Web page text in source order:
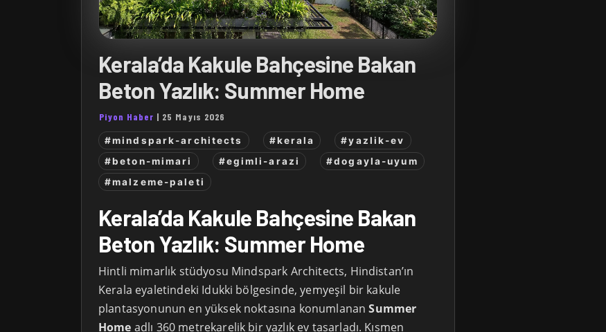
Kerala’da Kakule Bahçesine Bakan
Beton Yazlık: Summer Home
Piyon Haber | 25 Mayıs 2026
#mindspark-architects #kerala
#yazlik-ev
#beton-mimari
#egimli-arazi
#dogayla-uyum
#malzeme-paleti
Kerala’da Kakule Bahçesine Bakan
Beton Yazlık: Summer Home
Hintli mimarlık stüdyosu Mindspark Architects, Hindistan’ın
Kerala eyaletindeki Idukki bölgesinde, yemyeşil bir kakule
plantasyonunun en yüksek noktasına konumlananSummer
Home adlı 360 metrekarelik bir yazlık ev tasarladı. Kısmen